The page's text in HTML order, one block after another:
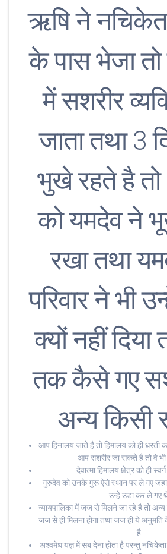
ऋषि ने
के पास भेजा
में सशरीर
जाता तथा 3
भुखे रहते है तो
को यमदेव ने
रखा तथा
परिवार ने भी
क्यों नहीं दिया
तक कैसे गए
अन्य किसी
आप हिनालय जाते है तो हिमालय को ही धरती
आप सशरीर जा सकते है तो वे
देवात्मा हिमालय क्षेत्र को ही
गुरुदेव को उनके गुरू ऐसे स्थान पर ले गए जहा
उन्हे उडा कर ले गए
न्यायपालिका में जज से मिलने जा रहे है तो
जज से ही मिलना होगा तथा जज ही ये अनुमति
है
अश्वमेध यज्ञ में सब देना होता है परन्तु नचिकेता